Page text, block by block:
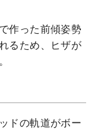
作った前傾姿勢
るため、ヒザが
ドの軌道がボー